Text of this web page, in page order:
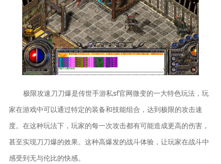
极限攻速刀刀爆是传世手游私sf官网微变的一大特色玩法，玩
家在游戏中可以通过特定的装备和技能组合，达到极限的攻击速
度。在这种玩法下，玩家的每一次攻击都有可能造成更高的伤害，
甚至实现刀刀爆的效果。这种高爆发的战斗体验，让玩家在战斗中
感受到无与伦比的快感。